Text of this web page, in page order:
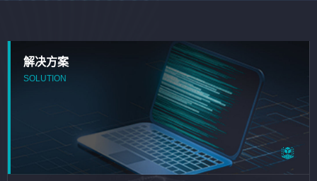
解决方案
SOLUTION